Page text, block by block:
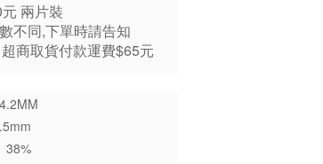
兩片裝
不同,下單時請告知
商取貨付款運費$65元
38%